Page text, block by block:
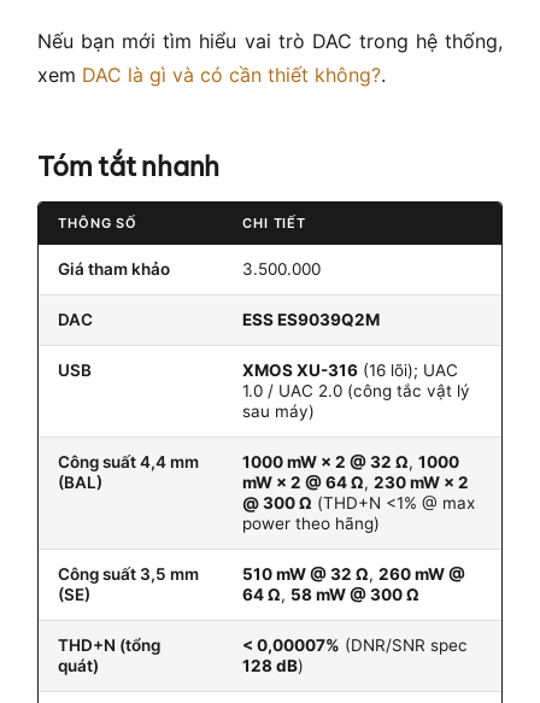
Nếu bạn mới tìm hiểu vai trò DAC trong hệ thống,
xem DAC là gì và có cần thiết không?.
Tóm tắt nhanh
THÔNG SỐ CHI TIẾT
Giá tham khảo 3.500.000
DAC ESS ES9039Q2M
USB XMOS XU-316 (16 lõi); UAC
1.0 / UAC 2.0 (công tắc vật lý
sau máy)
Công suất 4,4 mm
(BAL)
1000 mW × 2 @ 32 Ω, 1000
mW × 2 @ 64 Ω, 230 mW × 2
@ 300 Ω (THD+N <1% @ max
power theo hãng)
Công suất 3,5 mm
(SE)
510 mW @ 32 Ω, 260 mW @
64 Ω, 58 mW @ 300 Ω
THD+N (tổng
quát)
< 0,00007% (DNR/SNR spec
128 dB)